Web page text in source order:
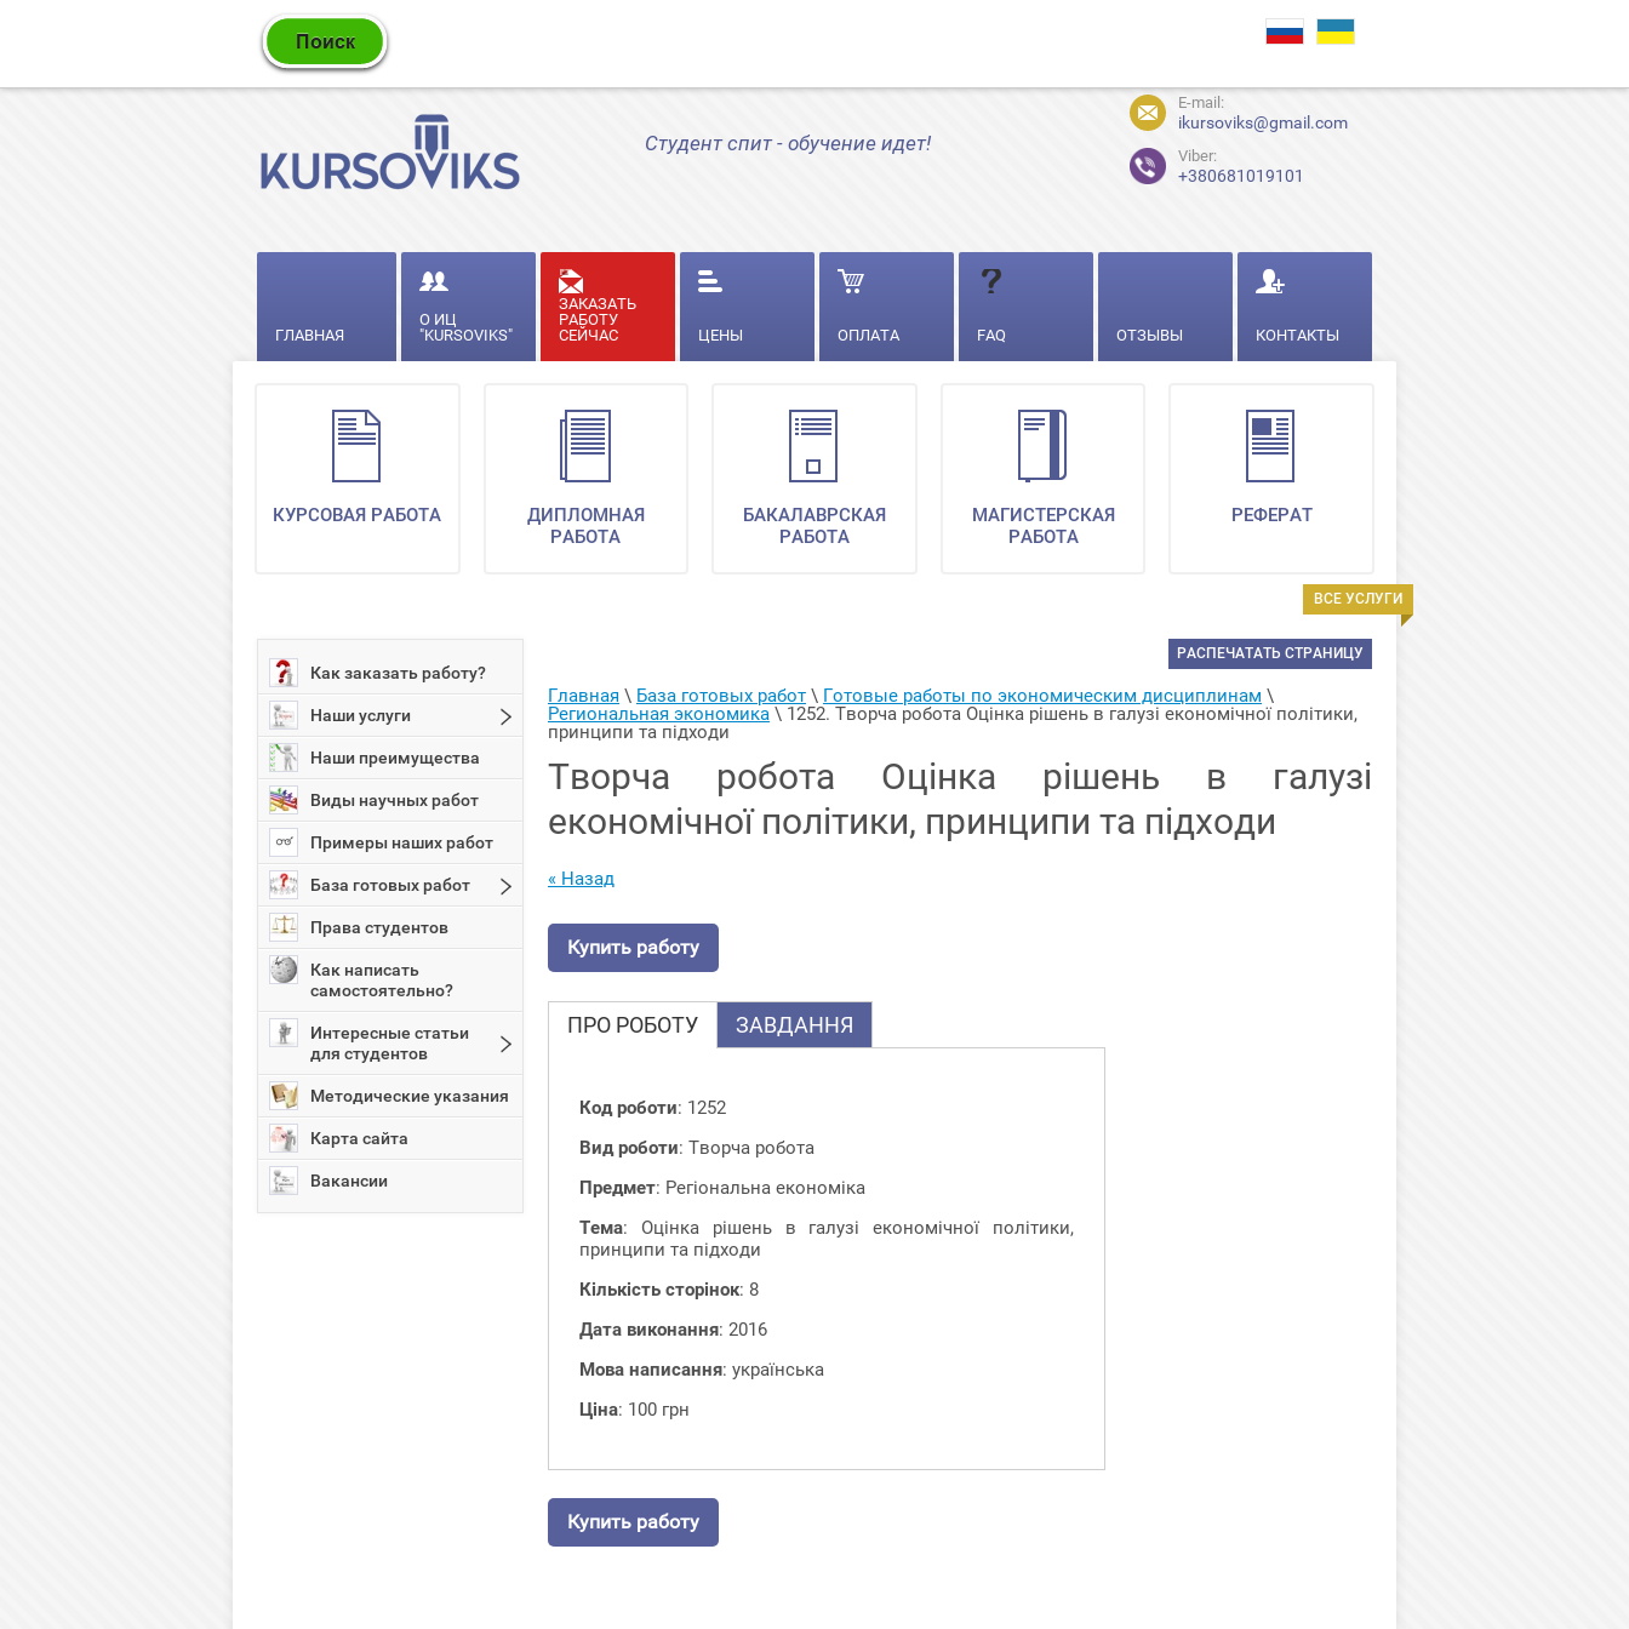
Студент спит - обучение идет!
E-mail:
ikursoviks@gmail.com
Viber:
+380681019101
ГЛАВНАЯ
О ИЦ
"KURSOVIKS"
ЗАКАЗАТЬ
РАБОТУ
СЕЙЧАС
ЦЕНЫ ОПЛАТА FAQ ОТЗЫВЫ КОНТАКТЫ
ВСЕ УСЛУГИ
КУРСОВАЯ РАБОТА
ДИПЛОМНАЯ
РАБОТА
БАКАЛАВРСКАЯ
РАБОТА
МАГИСТЕРСКАЯ
РАБОТА
РЕФЕРАТ
Как заказать работу?
Наши услуги
Наши преимущества
Виды научных работ
Примеры наших работ
База готовых работ
Права студентов
Как написать
самостоятельно?
Интересные статьи
для студентов
Методические указания
Карта сайта
Вакансии
РАСПЕЧАТАТЬ СТРАНИЦУ
Главная \ База готовых работ \ Готовые работы по экономическим дисциплинам
Региональная экономика \ 1252. Творча робота Оцінка рішень в галузі економічної політики,
принципи та підходи
Творча робота Оцінка рішень в галузі
економічної політики, принципи та підходи
« Назад
Купить работу
ПРО РОБОТУ ЗАВДАННЯ
Код роботи: 1252
Вид роботи: Творча робота
Предмет: Регіональна економіка
Тема: Оцінка рішень в галузі економічної політики,
принципи та підходи
Кількість сторінок: 8
Дата виконання: 2016
Мова написання: українська
Ціна: 100 грн
Купить работу